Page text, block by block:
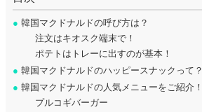
● 韓国マクドナルドの呼び方は？
注文はキオスク端末で！
ポテトはトレーに出すのが基本！
● 韓国マクドナルドのハッピースナックって？
● 韓国マクドナルドの人気メニューをご紹介！
プルコギバーガー